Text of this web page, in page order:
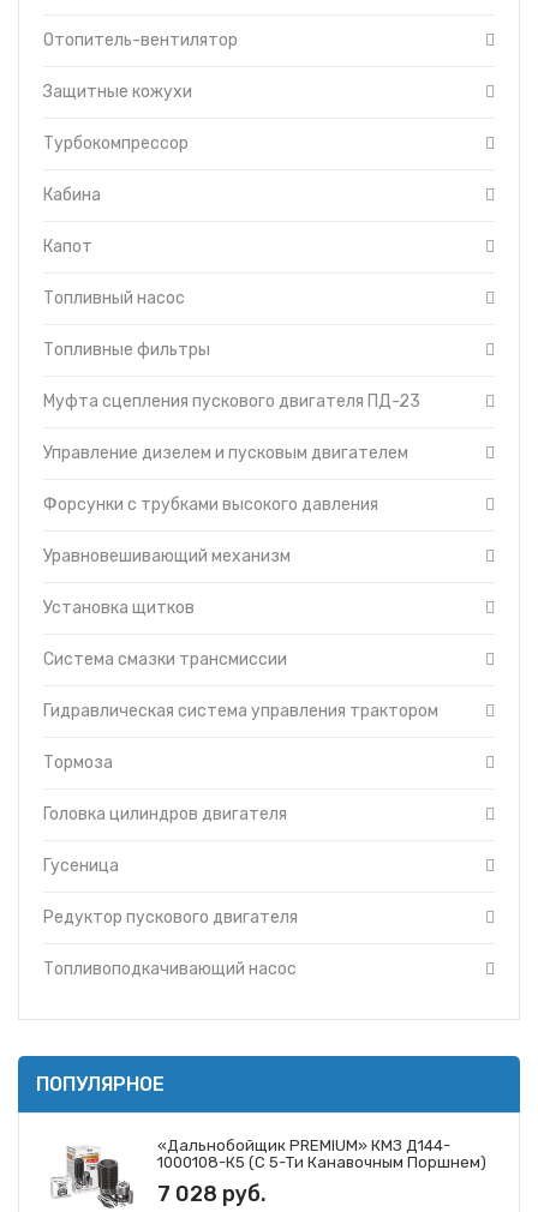
Отопитель-вентилятор
Защитные кожухи
Турбокомпрессор
Кабина
Капот
Топливный насос
Топливные фильтры
Муфта сцепления пускового двигателя ПД-23
Управление дизелем и пусковым двигателем
Форсунки с трубками высокого давления
Уравновешивающий механизм
Установка щитков
Система смазки трансмиссии
Гидравлическая система управления трактором
Тормоза
Головка цилиндров двигателя
Гусеница
Редуктор пускового двигателя
Топливоподкачивающий насос
ПОПУЛЯРНОЕ
«Дальнобойщик PREMIUM» КМЗ Д144-
1000108-К5 (с 5-Ти Канавочным Поршнем)
7 028 руб.